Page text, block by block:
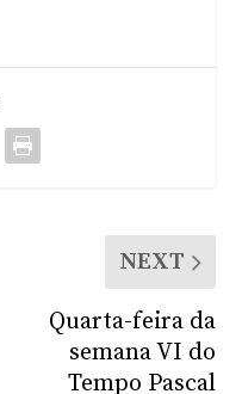
NEXT
Quarta-feira da
semana VI do
Tempo Pascal